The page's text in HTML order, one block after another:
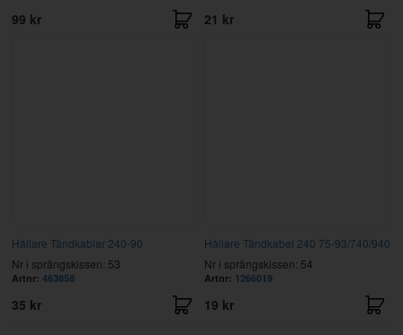
99 kr 21 kr
Hållare Tändkablar 240-90
Nr i sprängskissen: 53
Artnr: 463858
35 kr
Hållare Tändkabel 240 75-93/740/940
Nr i sprängskissen: 54
Artnr: 1266019
19 kr